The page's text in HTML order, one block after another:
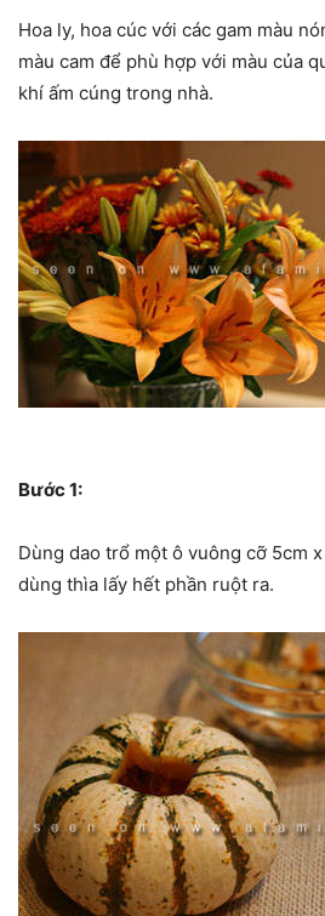
Hoa ly, hoa cúc với các gam màu
màu cam để phù hợp với màu của
khí ấm cúng trong nhà.
Bước 1:
Dùng dao trổ một ô vuông cỡ 5cm
dùng thìa lấy hết phần ruột ra.